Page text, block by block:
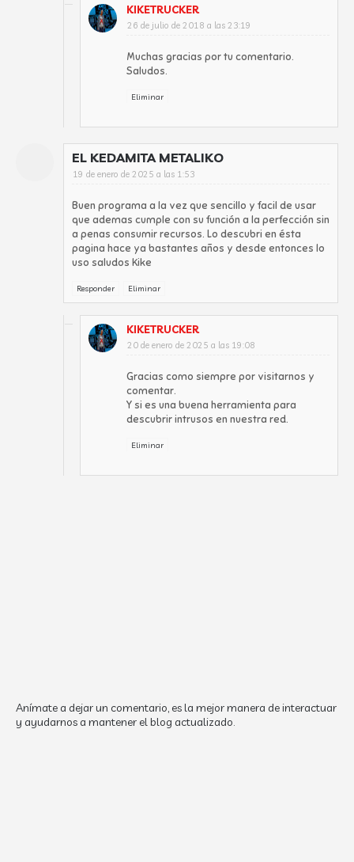
KIKETRUCKER
26 de julio de 2018 a las 23:19
Muchas gracias por tu comentario.
Saludos.
Eliminar
EL KEDAMITA METALIKO
19 de enero de 2025 a las 1:53
Buen programa a la vez que sencillo y facil de usar
que ademas cumple con su función a la perfección sin
a penas consumir recursos. Lo descubri en ésta
pagina hace ya bastantes años y desde entonces lo
uso saludos Kike
Responder Eliminar
KIKETRUCKER
20 de enero de 2025 a las 19:08
Gracias como siempre por visitarnos y
comentar.
Y si es una buena herramienta para
descubrir intrusos en nuestra red.
Eliminar
Anímate a dejar un comentario, es la mejor manera de interactuar
y ayudarnos a mantener el blog actualizado.